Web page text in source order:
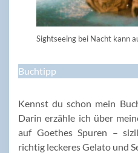
Sightseeing bei Nacht kann
Buchtipp
Kennst du schon mein
Darin erzähle ich über
auf Goethes Spuren –
richtig leckeres Gelato und